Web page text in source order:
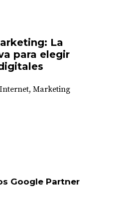
La
para elegir
, Marketing
Google Partner